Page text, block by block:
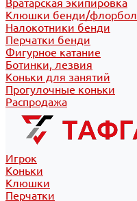
Вратарская экипировка
Клюшки бенди/флорбол
Налокотники бенди
Перчатки бенди
Фигурное катание
Ботинки, лезвия
Коньки для занятий
Прогулочные коньки
Распродажа
Игрок
Коньки
Клюшки
Перчатки